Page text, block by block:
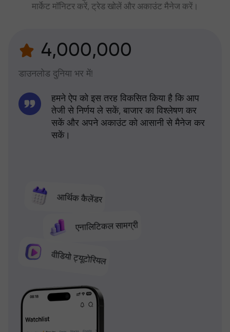
मार्केट मॉनिटर करें, ट्रेड खोलें और अकाउंट मैनेज करें।
4,000,000
डाउनलोड दुनिया भर में!
आर्थिक कैलेंडर
एनालिटिकल सामग्री
वीडियो ट्यूटोरियल
हमने ऐप को इस तरह विकसित किया है कि आप
तेजी से निर्णय ले सकें, बाजार का विश्लेषण कर
सकें और अपने अकाउंट को आसानी से मैनेज कर
सकें।